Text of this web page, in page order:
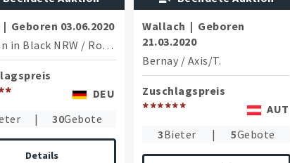
| Geboren 03.06.2020
in Black NRW / Rock Forever I
DEU
| 30Gebote
Details
Wallach | Geboren
21.03.2020
Bernay / Axis/T.
Zuschlagspreis
******
AUT
3Bieter | 5Gebote